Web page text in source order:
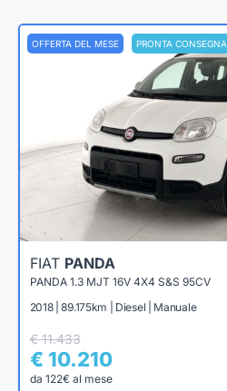
OFFERTA DEL MESE PRONTA CONSEGNA
FIAT PANDA
PANDA 1.3 MJT 16V 4X4 S&S 95CV
2018 | 89.175km | Diesel | Manuale
€ 11.433
€ 10.210
da 122€ al mese